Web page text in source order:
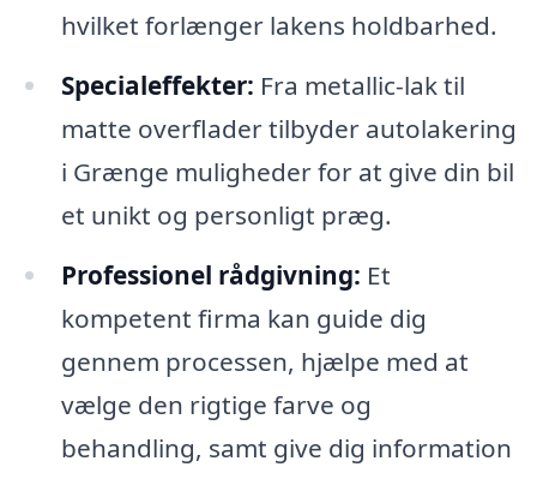
hvilket forlænger lakens holdbarhed.
Specialeffekter: Fra metallic-lak til
matte overflader tilbyder autolakering
i Grænge muligheder for at give din bil
et unikt og personligt præg.
Professionel rådgivning: Et
kompetent firma kan guide dig
gennem processen, hjælpe med at
vælge den rigtige farve og
behandling, samt give dig information